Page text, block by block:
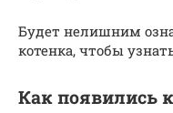
Будет нелишним
котенка, чтобы
Как появились